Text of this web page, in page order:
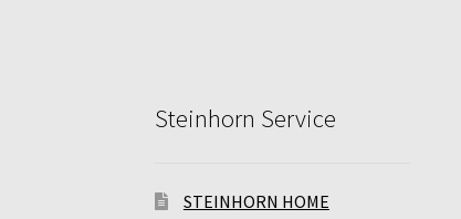
Steinhorn Service
STEINHORN HOME